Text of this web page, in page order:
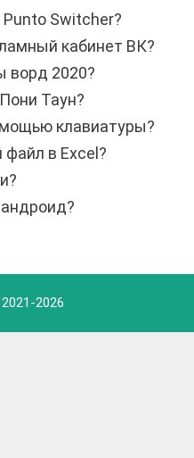
Switcher?
кабинет ВК?
ворд 2020?
Таун?
клавиатуры?
в Excel?
2026